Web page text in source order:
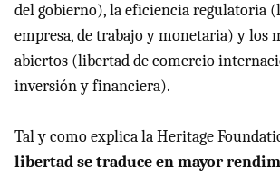
del gobierno), la eficiencia regulatoria
empresa, de trabajo y monetaria) y los
abiertos (libertad de comercio
inversión y financiera).
Tal y como explica la Heritage
libertad se traduce en mayor